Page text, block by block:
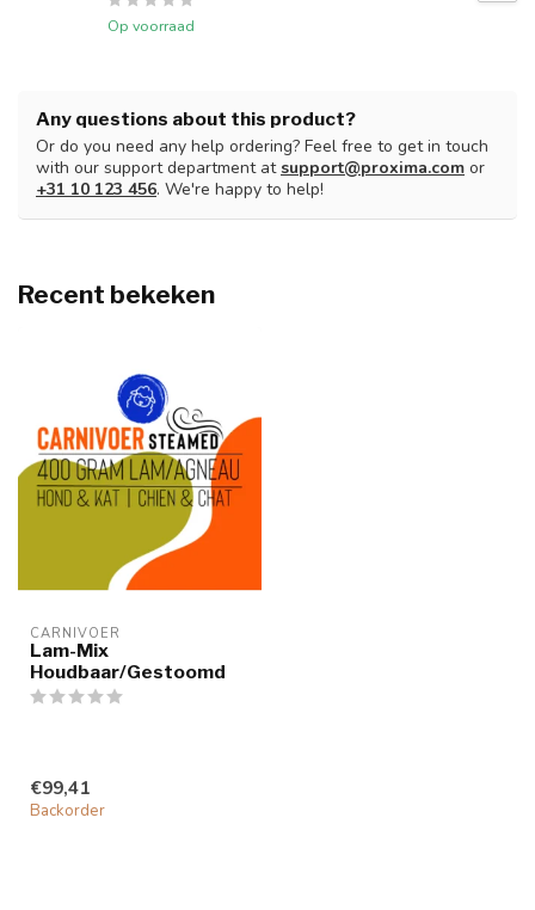
Op voorraad
Any questions about this product?
Or do you need any help ordering? Feel free to get in touch
with our support department atsupport@proxima.com or
+31 10 123 456. We're happy to help!
Recent bekeken
CARNIVOER
Lam-Mix
Houdbaar/Gestoomd
€99,41
Backorder